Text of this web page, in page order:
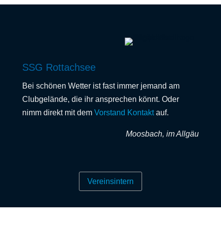
SSG Rottachsee
Bei schönen Wetter ist fast immer jemand am
Clubgelände, die ihr ansprechen könnt. Oder
nimm direkt mit dem Vorstand Kontaktauf.
Moosbach, im Allgäu
Vereinsintern